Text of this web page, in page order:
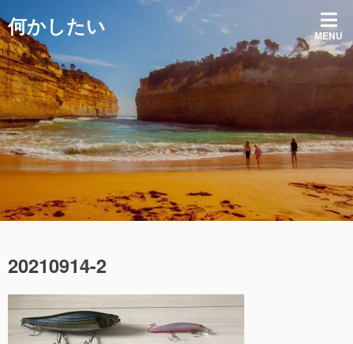
ン
テ
ン
ツ
へ
ス
キ
ッ
プ
何かしたい MENU
20210914-2